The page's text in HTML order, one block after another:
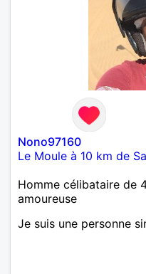
Nono97160
Le Moule à 10 km de
Homme célibataire de
amoureuse
Je suis une personne